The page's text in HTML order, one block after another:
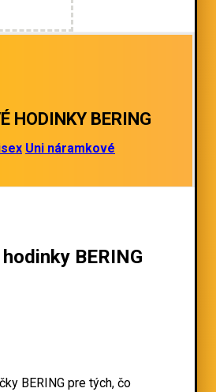
HODINKY BERING
Uni náramkové
BERING
BERING pre tých, čo